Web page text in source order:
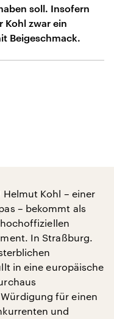
soll. Insofern
Kohl zwar ein
Beigeschmack.
Kohl – einer
– bekommt als
In Straßburg.
in eine europäische
für einen
und